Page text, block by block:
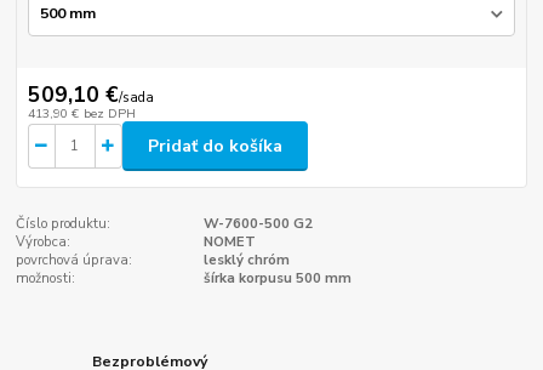
509,10 €/sada
413,90 € bez DPH
Pridať do košíka
Číslo produktu:
W-7600-500 G2
Výrobca:
NOMET
povrchová úprava:
lesklý chróm
možnosti:
šírka korpusu 500 mm
Bezproblémový